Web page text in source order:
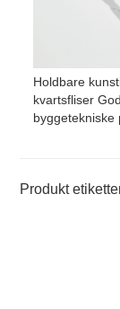
Holdbare
kvartsfliser
byggetekniske
Produkt